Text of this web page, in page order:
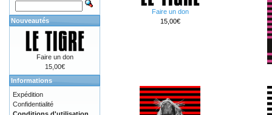
Faire un don
15,00€
Nouveautés
Faire un don
15,00€
Informations
Expédition
Confidentialité